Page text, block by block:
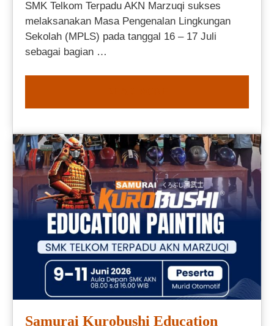
SMK Telkom Terpadu AKN Marzuqi sukses
melaksanakan Masa Pengenalan Lingkungan
Sekolah (MPLS) pada tanggal 16 – 17 Juli
sebagai bagian …
Samurai Kurobushi Education